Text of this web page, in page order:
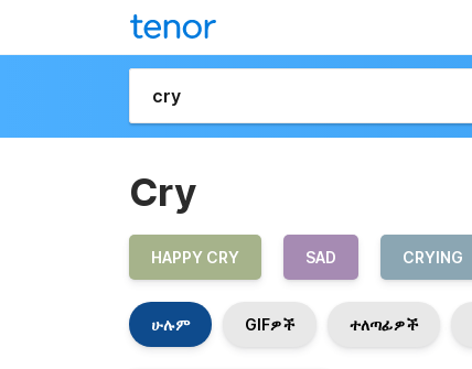
Cry
HAPPY CRY SAD CRYING
ሁሉም GIFዎች ተለጣፊዎች